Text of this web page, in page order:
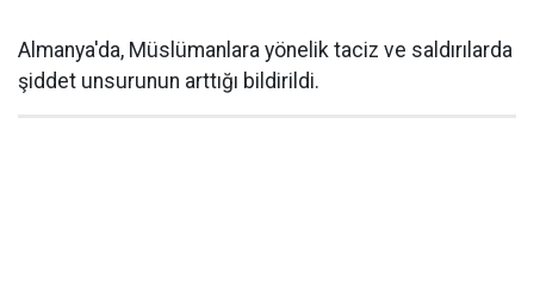
Almanya'da, Müslümanlara yönelik taciz ve saldırılarda
şiddet unsurunun arttığı bildirildi.